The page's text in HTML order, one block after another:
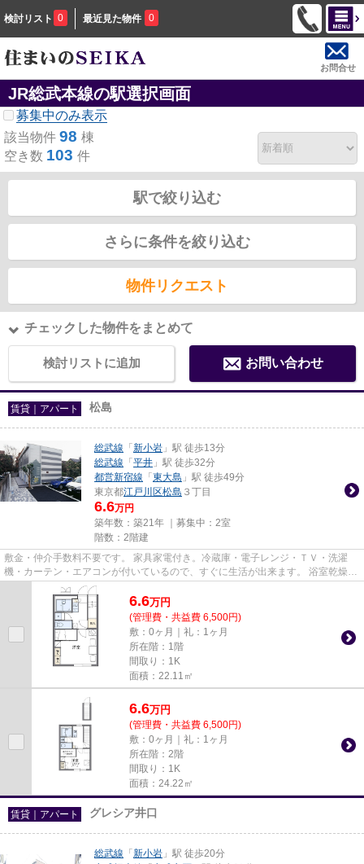
検討リスト 0 最近見た物件 0
お問合せ
JR総武本線の駅選択画面
募集中のみ表示
該当物件 98 棟
空き数 103 件
駅で絞り込む
さらに条件を絞り込む
物件リクエスト
チェックした物件をまとめて
検討リストに追加 お問い合わせ
賃貸｜アパート 松島
総武線 「 新小岩 」駅 徒歩13分
総武線 「 平井 」駅 徒歩32分
都営新宿線 「 東大島 」駅 徒歩49分
東京都江戸川区松島 ３丁目
6.6万円
築年数：築21年 ｜募集中： 2室
階数：2階建
敷金・仲介手数料不要です。 家具家電付き。冷蔵庫・電子レンジ・ＴＶ・洗濯
機・カーテン・エアコンが付いているので、すぐに生活が出来ます。 浴室乾燥機
が付いているので、雨の日も...
6.6万円
(管理費・共益費 6,500円)
敷：0ヶ月｜礼：1ヶ月
所在階：1階
間取り：1K
面積：22.11㎡
6.6万円
(管理費・共益費 6,500円)
敷：0ヶ月｜礼：1ヶ月
所在階：2階
間取り：1K
面積：24.22㎡
賃貸｜アパート グレシア井口
総武線 「 新小岩 」駅 徒歩20分